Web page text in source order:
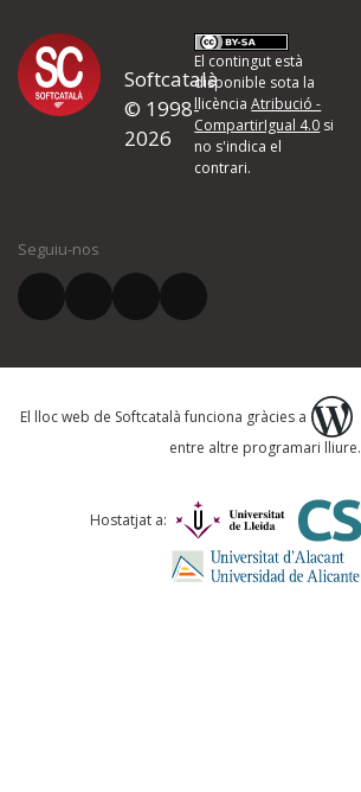
Softcatalà
© 1998-
2026
El contingut està
disponible sota la
llicènciaAtribució -
CompartirIgual 4.0 si
no s'indica el
contrari.
Seguiu-nos
El lloc web de Softcatalà funciona gràcies a
entre altre programari lliure.
Hostatjat a: